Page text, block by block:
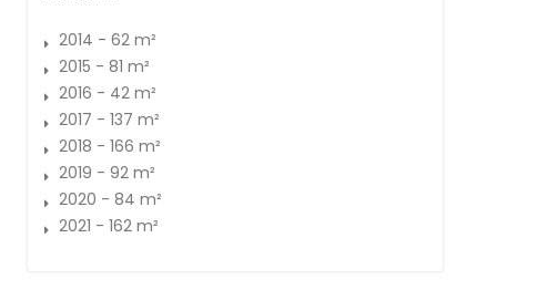
2014 - 62 m²
2015 - 81 m²
2016 - 42 m²
2017 - 137 m²
2018 - 166 m²
2019 - 92 m²
2020 - 84 m²
2021 - 162 m²